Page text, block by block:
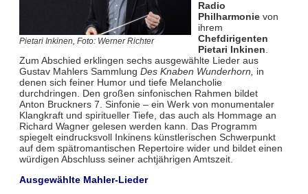
Pietari Inkinen, Foto: Werner Richter
Radio
Philharmonievon
ihrem
Chefdirigenten
Pietari Inkinen
Zum Abschied erklingen sechs ausgewählte Lieder aus
Gustav Mahlers Sammlung Des Knaben Wunderhorn,
in
denen sich feiner Humor und tiefe Melancholie
durchdringen. Den großen sinfonischen Rahmen bildet
Anton Bruckners 7. Sinfonie – ein Werk von monumentaler
Klangkraft und spiritueller Tiefe, das auch als Hommage an
Richard Wagner gelesen werden kann. Das Programm
spiegelt eindrucksvoll Inkinens künstlerischen Schwerpunkt
auf dem spätromantischen Repertoire wider und bildet einen
würdigen Abschluss seiner achtjährigen Amtszeit.
Ausgewählte Mahler-Lieder